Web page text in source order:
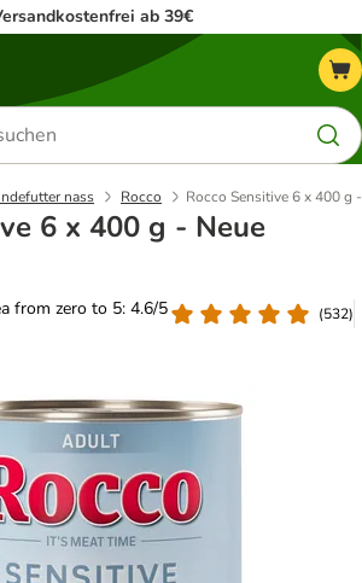
ab 39€
nass Rocco Rocco Sensitive 6 x 400 g
6 x 400 g - Neue
from zero to 5: 4.6/5
(532)